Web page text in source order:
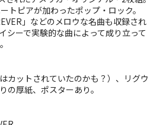
トピアが加わったポップ・ロック。
」などのメロウな名曲も収録され
シーで実験的な曲によって成り立って
カットされていたのかも？）、リグウ
の厚紙、ポスターあり。